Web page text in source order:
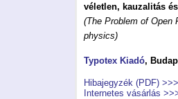
véletlen, kauzalitás
(The Problem of Open
physics)
Typotex Kiadó,
Hibajegyzék (PDF) >>>
Internetes vásárlás